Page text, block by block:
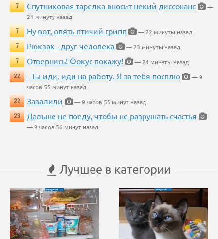
7
Спутниковая тарелка вносит некий диссонанс
—
21 минуту назад
7
Ну вот, опять птичий грипп
— 22 минуты назад
7
Рюкзак - друг человека
— 23 минуты назад
7
Отвернись! Фокус покажу!
— 24 минуты назад
22
- Ты иди, иди на работу. Я за тебя посплю
— 9
часов 55 минут назад
22
Завалили
— 9 часов 55 минут назад
23
Дальше не поеду, чтобы не разрушать счастья
— 9 часов 56 минут назад
Лучшее в категории